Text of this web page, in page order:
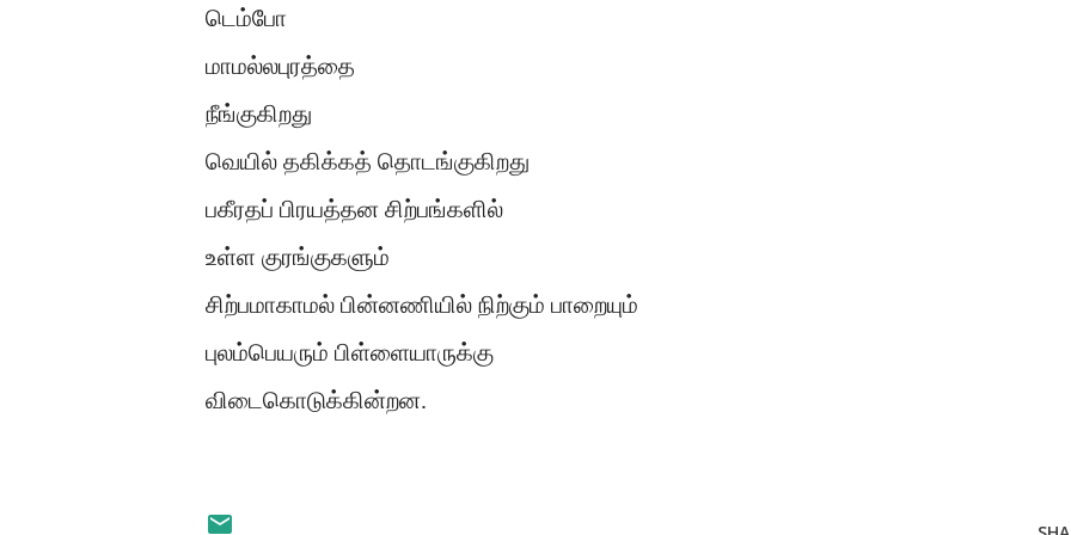
டெம்போ
மாமல்லபுரத்தை
நீங்குகிறது
வெயில் தகிக்கத் தொடங்குகிறது
பகீரதப் பிரயத்தன சிற்பங்களில்
உள்ள குரங்குகளும்
சிற்பமாகாமல் பின்னணியில் நிற்கும் பாறையும்
புலம்பெயரும் பிள்ளையாருக்கு
விடைகொடுக்கின்றன.